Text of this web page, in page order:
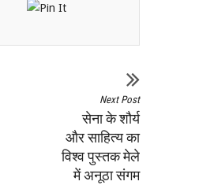
Next Post
सेना के शौर्य
और साहित्य का
विश्व पुस्तक मेले
में अनूठा संगम